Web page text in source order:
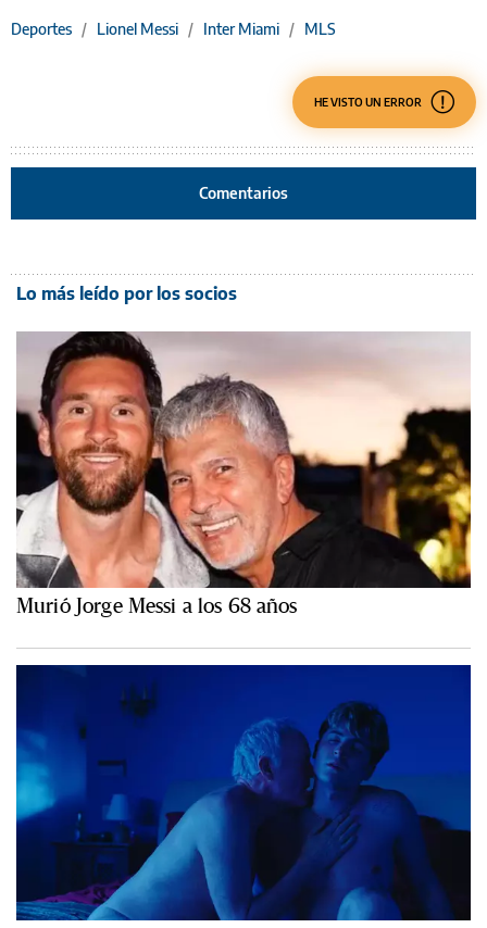
Deportes / Lionel Messi / Inter Miami / MLS
HE VISTO UN ERROR
Comentarios
Lo más leído por los socios
Murió Jorge Messi a los 68 años